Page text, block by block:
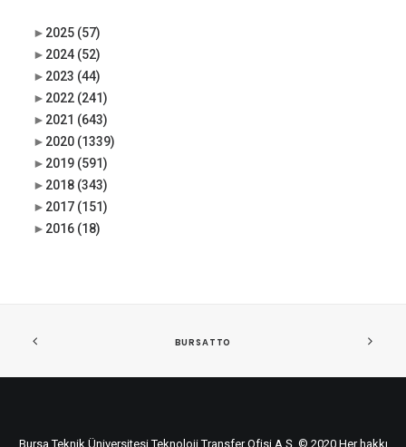
► 2025 (57)
► 2024 (52)
► 2023 (44)
► 2022 (241)
► 2021 (643)
► 2020 (1339)
► 2019 (591)
► 2018 (343)
► 2017 (151)
► 2016 (18)
BURSATTO
Bursa Teknik Üniversitesi Teknoloji Transfer Ofisi A.Ş. © 2020 Her hakkı